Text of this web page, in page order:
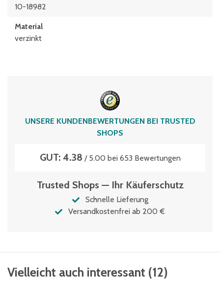
10-18982
Material
verzinkt
UNSERE KUNDENBEWERTUNGEN BEI TRUSTED
SHOPS
GUT: 4.38 / 5.00 bei 653 Bewertungen
Trusted Shops — Ihr Käuferschutz
Schnelle Lieferung
Versandkostenfrei ab 200 €
Vielleicht auch interessant (12)